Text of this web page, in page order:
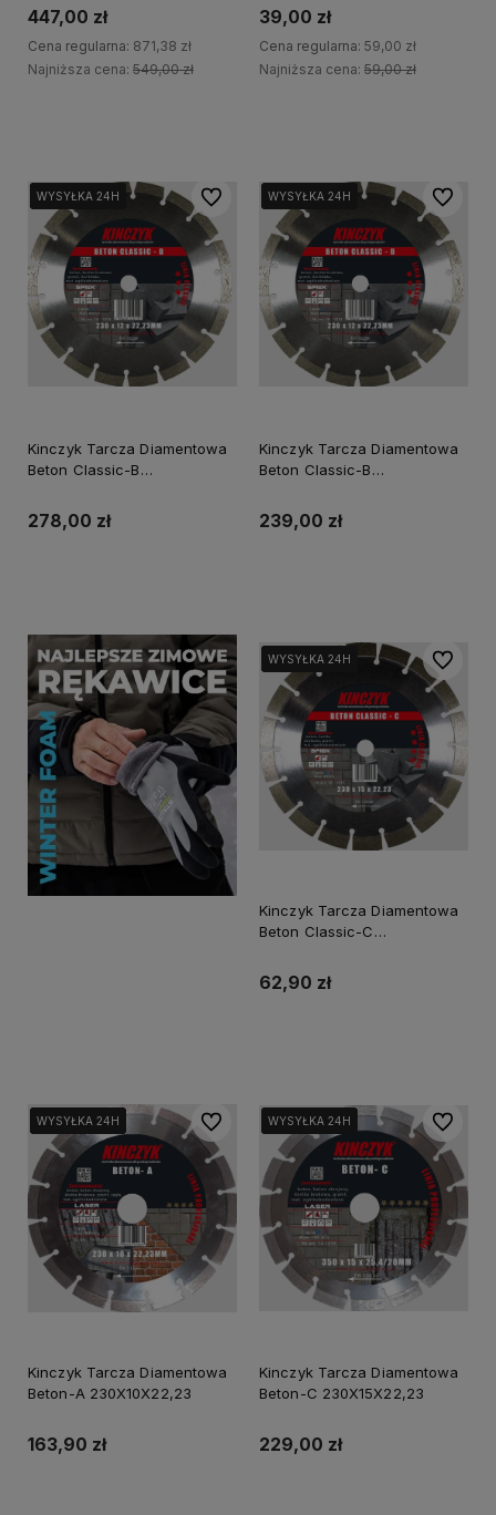
31050
447,00 zł
Cena regularna: 871,38 zł
Najniższa cena: 549,00 zł
39,00 zł
Cena regularna: 59,00 zł
Najniższa cena: 59,00 zł
WYSYŁKA 24H
WYSYŁKA 24H
WYSYŁKA 24H
Kinczyk Tarcza Diamentowa
Beton Classic-B
278,00 zł
Do ulubionychWYSYŁKA 24H
WYSYŁKA 24H
WYSYŁKA 24H
Kinczyk Tarcza Diamentowa
Beton Classic-B
239,00 zł
Do
WYSYŁKA 24H
WYSYŁKA 24H
WYSYŁKA 24H
Kinczyk Tarcza Diamentowa
Beton Classic-C
62,90 zł
Do
WYSYŁKA 24H
WYSYŁKA 24H
WYSYŁKA 24H
Kinczyk Tarcza Diamentowa
Beton-A 230X10X22,23
163,90 zł
Do ulubionychWYSYŁKA 24H
WYSYŁKA 24H
WYSYŁKA 24H
Kinczyk Tarcza Diamentowa
Beton-C 230X15X22,23
229,00 zł
Do